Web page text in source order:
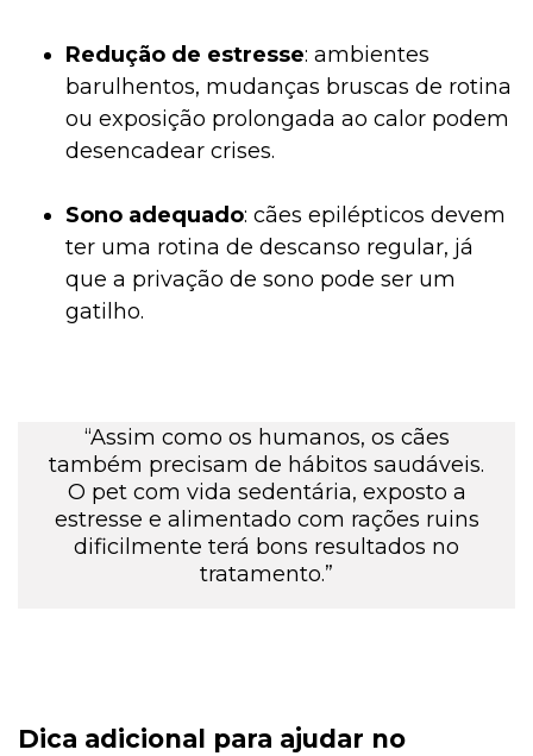
Redução de estresse: ambientes
barulhentos, mudanças bruscas de rotina
ou exposição prolongada ao calor podem
desencadear crises.
Sono adequado: cães epilépticos devem
ter uma rotina de descanso regular, já
que a privação de sono pode ser um
gatilho.
“Assim como os humanos, os cães
também precisam de hábitos saudáveis.
O pet com vida sedentária, exposto a
estresse e alimentado com rações ruins
dificilmente terá bons resultados no
tratamento.”
Dica adicional para ajudar no